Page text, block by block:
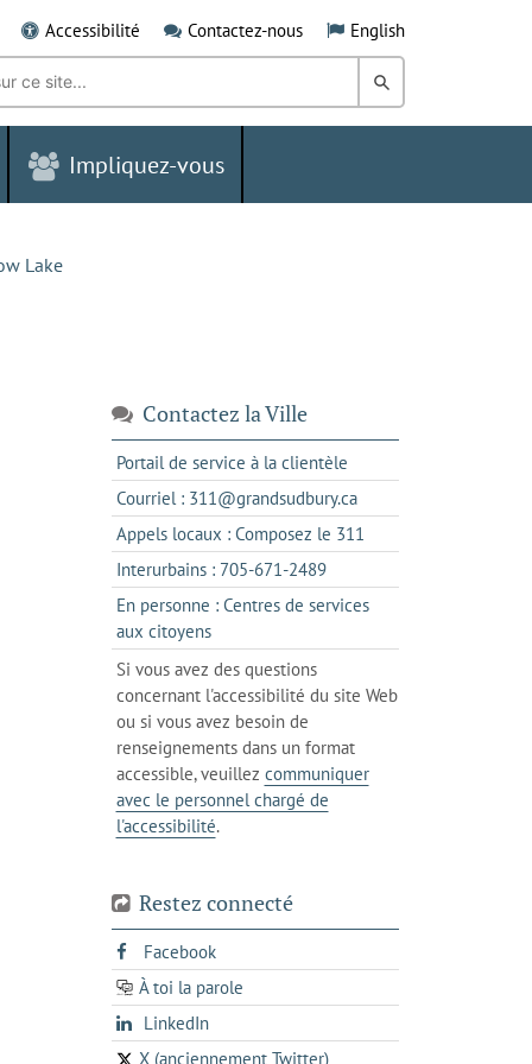
Accessibilité Contactez-nous English
Rechercher
dans
Grand
Impliquez-vous
Lake
Contactez la Ville
Portail de service à la clientèles'ouvre
dans
un
nouvel
Courriel : 311@grandsudbury.cas'ouvre
dans
votre
de
Appels locaux : Composez le 311
dans
un
client
téléphone
Interurbains : 705-671-2489s'ouvre
dans
client
votre
En personne : Centres de services
aux citoyenss'ouvre
dans
l'onglet
actuel
Si vous avez des questions
concernant l'accessibilité du site Web
ou si vous avez besoin de
renseignements dans un format
accessible, veuillez communiquer
avec le personnel chargé de
l'accessibilité.
Restez connecté
Facebooks'ouvre
dans
un
onglet
À toi la parole
opens
in
a
LinkedInopens
in
X (anciennement Twitter)